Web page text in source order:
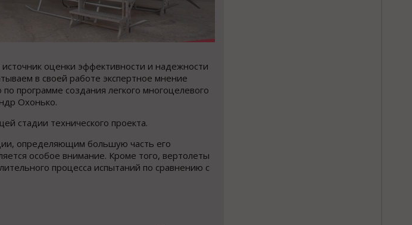
оценки эффективности и надежности
в своей работе экспертное мнение
программе создания легкого многоцелевого
Охонько.
стадии технического проекта.
определяющим большую часть его
особое внимание. Кроме того, вертолеты
процесса испытаний по сравнению с